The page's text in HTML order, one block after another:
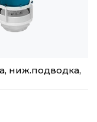
ниж.подводка,